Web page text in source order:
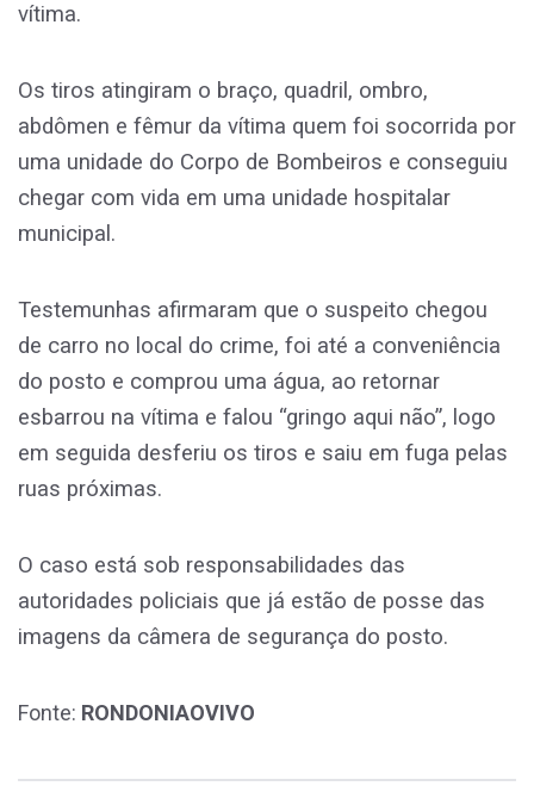
vítima.
Os tiros atingiram o braço, quadril, ombro,
abdômen e fêmur da vítima quem foi socorrida por
uma unidade do Corpo de Bombeiros e conseguiu
chegar com vida em uma unidade hospitalar
municipal.
Testemunhas afirmaram que o suspeito chegou
de carro no local do crime, foi até a conveniência
do posto e comprou uma água, ao retornar
esbarrou na vítima e falou “gringo aqui não”, logo
em seguida desferiu os tiros e saiu em fuga pelas
ruas próximas.
O caso está sob responsabilidades das
autoridades policiais que já estão de posse das
imagens da câmera de segurança do posto.
Fonte: RONDONIAOVIVO